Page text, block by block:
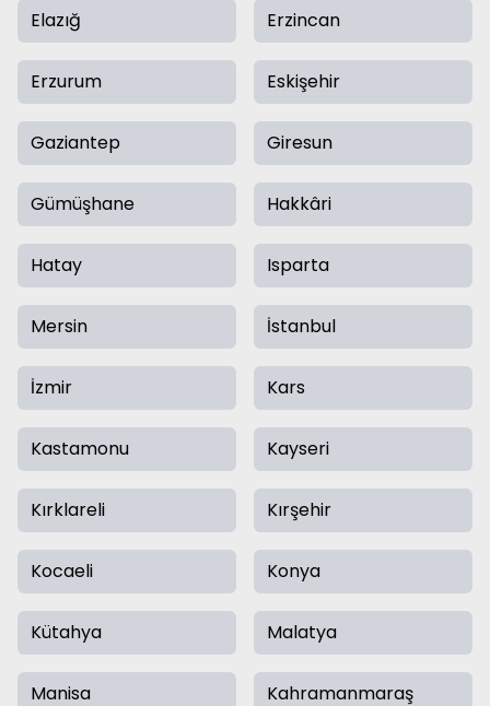
Elazığ Erzincan
Erzurum Eskişehir
Gaziantep Giresun
Gümüşhane Hakkâri
Hatay Isparta
Mersin İstanbul
İzmir Kars
Kastamonu Kayseri
Kırklareli Kırşehir
Kocaeli Konya
Kütahya Malatya
Manisa Kahramanmaraş